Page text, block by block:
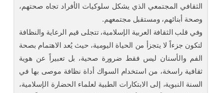
الثقافي المجتمعي الذي يشكل سلوكيات الأفراد تجاه صحتهم،
وصحة أبنائهم، ومستقبل مجتمعهم.
وفي قلب الثقافة العربية الإسلامية، تتجلى قيم الرعاية والنظافة
لتكون جزءاً لا يتجزأ من الحياة اليومية، حيث يُعد الاهتمام بصحة
الفم والأسنان ليس فقط ضرورة صحية، بل تعبيراً عن هوية
ثقافية راسخة، من استخدام السواك أداة نظافة موصى بها في
السنة النبوية، إلى الابتكارات الطبية لعلماء الحضارة الإسلامية،